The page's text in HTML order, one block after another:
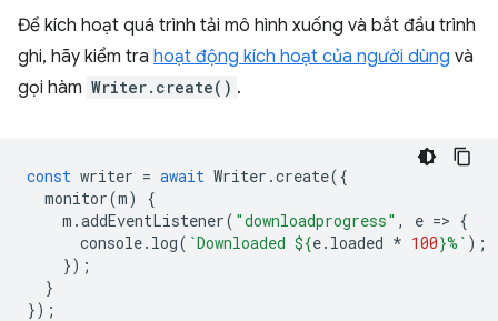
Để kích hoạt quá trình tải mô hình xuống và bắt đầu trình
ghi, hãy kiểm tra hoạt động kích hoạt của người dùng và
gọi hàm Writer.create() .
const writer = await Writer .create({
monitor(m)
{
m .addEventListener( "downloadprogress" , e => {
console. log( `Downloaded ${e. loaded * 100}%` );
});
}
});